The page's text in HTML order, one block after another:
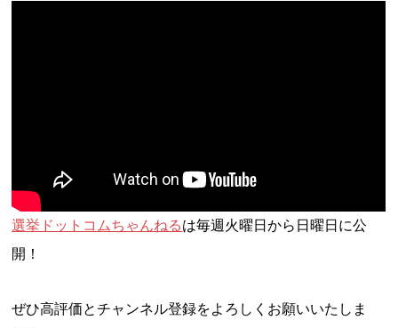
選挙ドットコムちゃんねるは毎週火曜日から日曜日に公
開！
ぜひ高評価とチャンネル登録をよろしくお願いいたしま